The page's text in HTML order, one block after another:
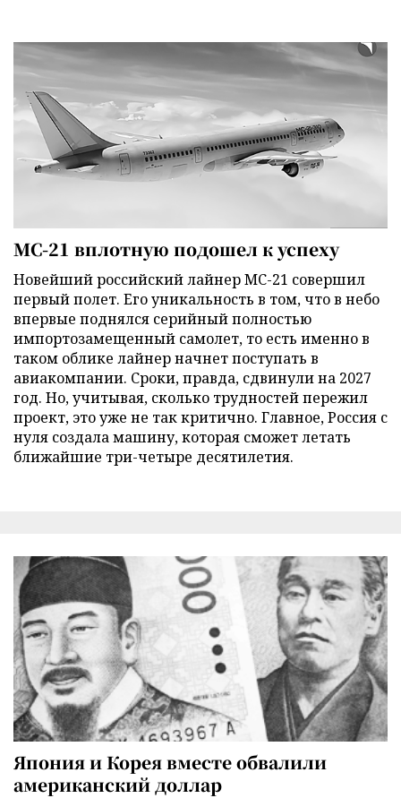
МС-21 вплотную подошел к успеху
Новейший российский лайнер МС-21 совершил
первый полет. Его уникальность в том, что в небо
впервые поднялся серийный полностью
импортозамещенный самолет, то есть именно в
таком облике лайнер начнет поступать в
авиакомпании. Сроки, правда, сдвинули на 2027
год. Но, учитывая, сколько трудностей пережил
проект, это уже не так критично. Главное, Россия с
нуля создала машину, которая сможет летать
ближайшие три-четыре десятилетия.
Япония и Корея вместе обвалили
американский доллар